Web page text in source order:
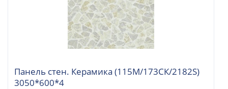
Панель стен. Керамика (115М/173СК/2182S)
3050*600*4